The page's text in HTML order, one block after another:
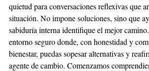
quietud para conversaciones reflexivas que
situación. No impone soluciones, sino que
sabiduría interna identifique el mejor
entorno seguro donde, con honestidad y
bienestar, puedas sopesar alternativas y
agente de cambio. Comenzamos